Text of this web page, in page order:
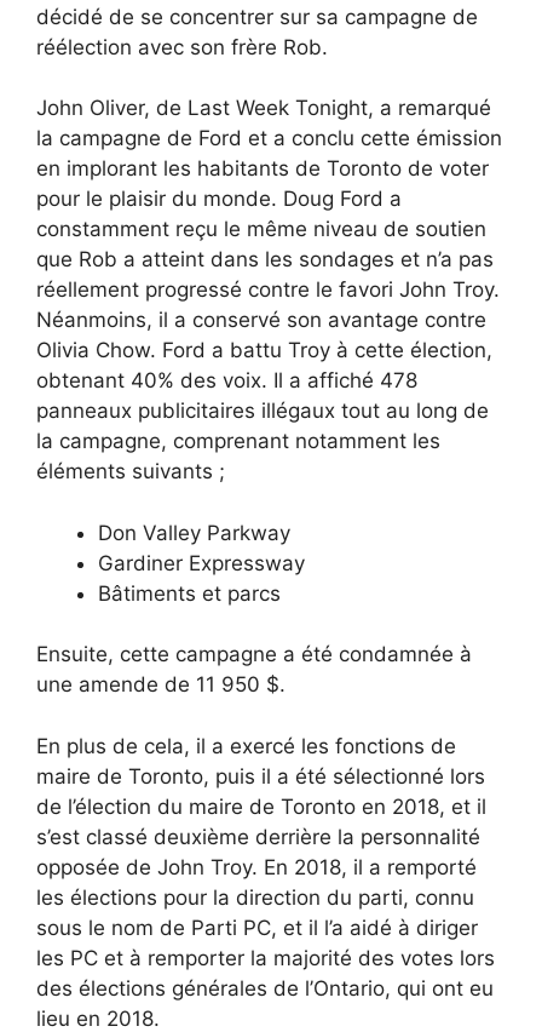
décidé de se concentrer sur sa campagne de
réélection avec son frère Rob.
John Oliver, de Last Week Tonight, a remarqué
la campagne de Ford et a conclu cette émission
en implorant les habitants de Toronto de voter
pour le plaisir du monde. Doug Ford a
constamment reçu le même niveau de soutien
que Rob a atteint dans les sondages et n’a pas
réellement progressé contre le favori John Troy.
Néanmoins, il a conservé son avantage contre
Olivia Chow. Ford a battu Troy à cette élection,
obtenant 40% des voix. Il a affiché 478
panneaux publicitaires illégaux tout au long de
la campagne, comprenant notamment les
éléments suivants ;
Don Valley Parkway
Gardiner Expressway
Bâtiments et parcs
Ensuite, cette campagne a été condamnée à
une amende de 11 950 $.
En plus de cela, il a exercé les fonctions de
maire de Toronto, puis il a été sélectionné lors
de l’élection du maire de Toronto en 2018, et il
s’est classé deuxième derrière la personnalité
opposée de John Troy. En 2018, il a remporté
les élections pour la direction du parti, connu
sous le nom de Parti PC, et il l’a aidé à diriger
les PC et à remporter la majorité des votes lors
des élections générales de l’Ontario, qui ont eu
lieu en 2018.